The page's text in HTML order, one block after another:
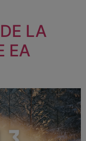
LA
EA